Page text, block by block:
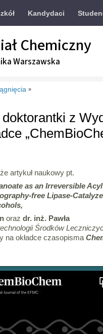
Kandydaci
Chemiczny
Warszawska
»
z
artykuł naukowy pt.
as an Irreversible Acyl
free Lipase-
oraz dr. inż. Pawła
Środków
na okładce czasopisma